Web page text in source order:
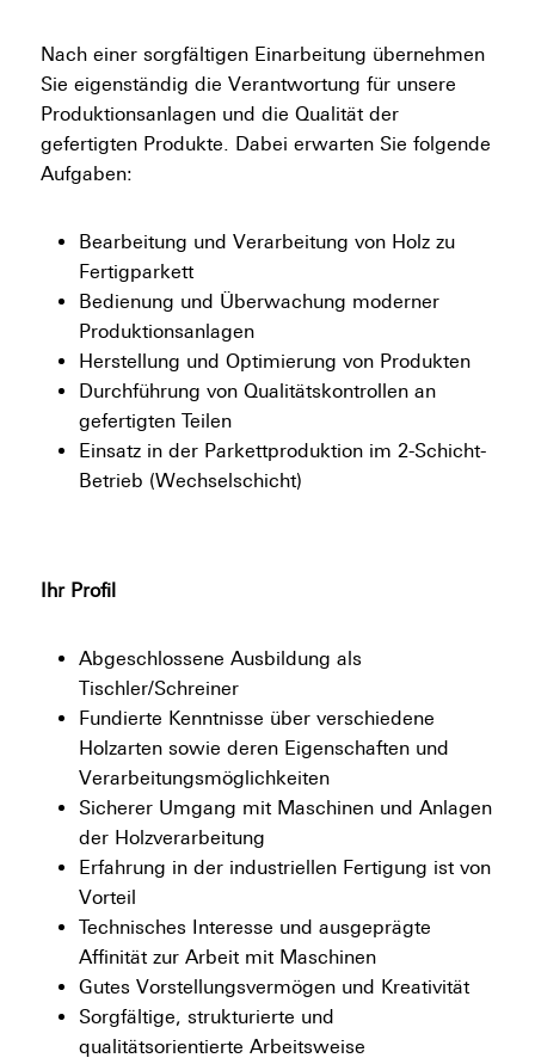
Nach einer sorgfältigen Einarbeitung übernehmen
Sie eigenständig die Verantwortung für unsere
Produktionsanlagen und die Qualität der
gefertigten Produkte. Dabei erwarten Sie folgende
Aufgaben:
Bearbeitung und Verarbeitung von Holz zu
Fertigparkett
Bedienung und Überwachung moderner
Produktionsanlagen
Herstellung und Optimierung von Produkten
Durchführung von Qualitätskontrollen an
gefertigten Teilen
Einsatz in der Parkettproduktion im 2-Schicht-
Betrieb (Wechselschicht)
Ihr Profil
Abgeschlossene Ausbildung als
Tischler/Schreiner
Fundierte Kenntnisse über verschiedene
Holzarten sowie deren Eigenschaften und
Verarbeitungsmöglichkeiten
Sicherer Umgang mit Maschinen und Anlagen
der Holzverarbeitung
Erfahrung in der industriellen Fertigung ist von
Vorteil
Technisches Interesse und ausgeprägte
Affinität zur Arbeit mit Maschinen
Gutes Vorstellungsvermögen und Kreativität
Sorgfältige, strukturierte und
qualitätsorientierte Arbeitsweise